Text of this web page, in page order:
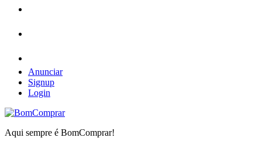
Anunciar
Signup
Login
BomComprar
Aqui sempre é BomComprar!